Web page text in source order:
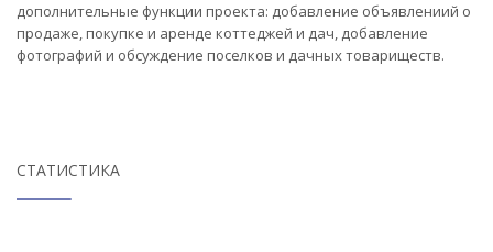
дополнительные функции проекта: добавление объявлениий о
продаже, покупке и аренде коттеджей и дач, добавление
фотографий и обсуждение поселков и дачных товариществ.
СТАТИСТИКА